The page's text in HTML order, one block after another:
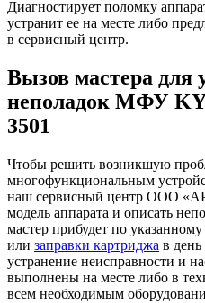
Диагностирует поломку
устранит ее на месте либо
в сервисный центр.
Вызов мастера для
неполадок МФУ
3501
Чтобы решить возникшую
многофункциональным
наш сервисный центр ООО
модель аппарата и описать
мастер прибудет по
или заправки картриджа в день
устранение неисправности и
выполнены на месте либо в
всем необходимым